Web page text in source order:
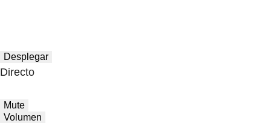
Desplegar
Directo
Mute
Volumen